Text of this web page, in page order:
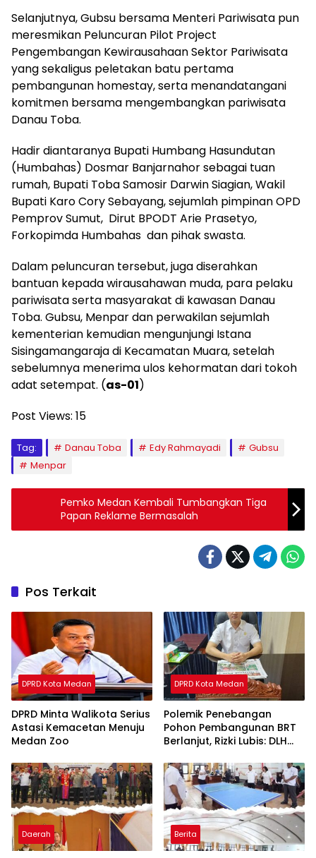
Selanjutnya, Gubsu bersama Menteri Pariwisata pun
meresmikan Peluncuran Pilot Project
Pengembangan Kewirausahaan Sektor Pariwisata
yang sekaligus peletakan batu pertama
pembangunan homestay, serta menandatangani
komitmen bersama mengembangkan pariwisata
Danau Toba.
Hadir diantaranya Bupati Humbang Hasundutan
(Humbahas) Dosmar Banjarnahor sebagai tuan
rumah, Bupati Toba Samosir Darwin Siagian, Wakil
Bupati Karo Cory Sebayang, sejumlah pimpinan OPD
Pemprov Sumut, Dirut BPODT Arie Prasetyo,
Forkopimda Humbahas dan pihak swasta.
Dalam peluncuran tersebut, juga diserahkan
bantuan kepada wirausahawan muda, para pelaku
pariwisata serta masyarakat di kawasan Danau
Toba. Gubsu, Menpar dan perwakilan sejumlah
kementerian kemudian mengunjungi Istana
Sisingamangaraja di Kecamatan Muara, setelah
sebelumnya menerima ulos kehormatan dari tokoh
adat setempat. (as-01)
Post Views: 15
Tag: Danau Toba Edy Rahmayadi
Gubsu
Menpar
Pemko Medan Kembali Tumbangkan Tiga
Papan Reklame Bermasalah
Pos Terkait
DPRD Kota Medan
DPRD Minta Walikota Serius
Astasi Kemacetan Menuju
Medan Zoo
DPRD Kota Medan
Polemik Penebangan
Pohon Pembangunan BRT
Berlanjut, Rizki Lubis: DLH
Badan
Daerah Berita